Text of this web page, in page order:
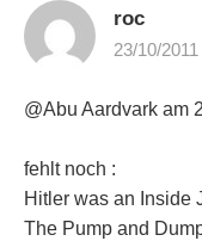
roc
23/10/
@Abu Aardvark am
fehlt noch :
Hitler was an Inside
The Pump and